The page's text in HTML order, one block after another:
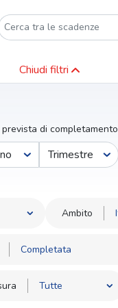
Chiudi filtri
di completamento
Trimestre
Ambito